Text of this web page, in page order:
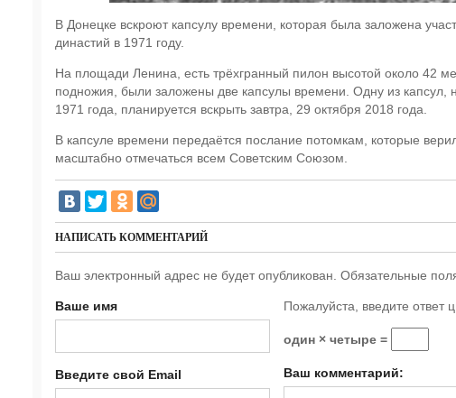
В Донецке вскроют капсулу времени, которая была заложена
династий в 1971 году.
На площади Ленина, есть трёхгранный пилон высотой около 42
подножия, были заложены две капсулы времени. Одну из капсул,
1971 года, планируется вскрыть завтра, 29 октября 2018 года.
В капсуле времени передаётся послание потомкам, которые
масштабно отмечаться всем Советским Союзом.
НАПИСАТЬ КОММЕНТАРИЙ
Ваш электронный адрес не будет опубликован. Обязательные
Ваше имя
Введите свой Email
Пожалуйста, введите ответ
один × четыре =
Ваш комментарий: